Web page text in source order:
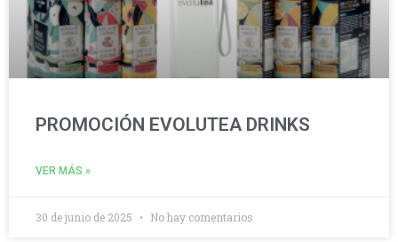
PROMOCIÓN EVOLUTEA DRINKS
VER MÁS »
30 de junio de 2025 No hay comentarios